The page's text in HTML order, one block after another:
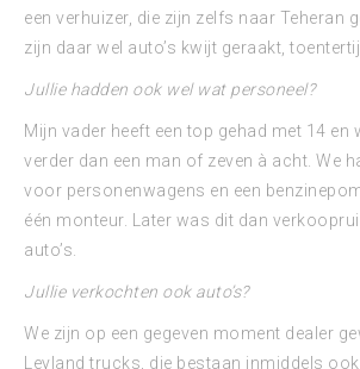
een verhuizer, die zijn zelfs naar Teheran
zijn daar wel auto’s kwijt geraakt,
Jullie hadden ook wel wat personeel?
Mijn vader heeft een top gehad met 14 en
verder dan een man of zeven à acht. We
voor personenwagens en een
één monteur. Later was dit dan
auto’s.
Jullie verkochten ook auto’s?
We zijn op een gegeven moment dealer
Leyland trucks, die bestaan inmiddels